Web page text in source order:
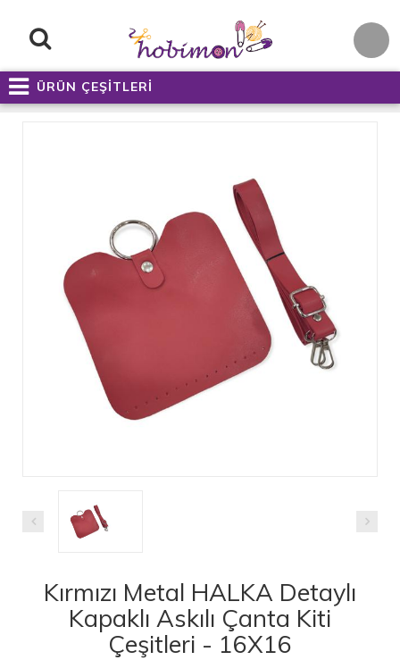
ÜRÜN ÇEŞİTLERİ
Kırmızı Metal HALKA Detaylı
Kapaklı Askılı Çanta Kiti
Çeşitleri - 16X16